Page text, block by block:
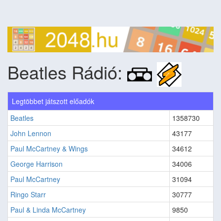
Beatles Rádió:
Legtöbbet játszott előadók
Beatles
1358730
John Lennon
43177
Paul McCartney & Wings
34612
George Harrison
34006
Paul McCartney
31094
Ringo Starr
30777
Paul & Linda McCartney
9850